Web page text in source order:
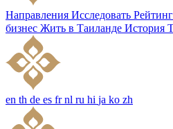
Направления Исследовать
бизнес Жить в Таиланде История
en th de es fr nl ru hi ja ko zh